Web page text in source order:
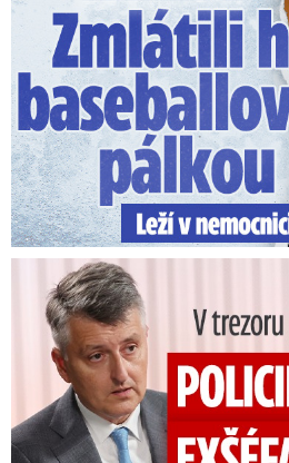
V trezoru měl 80 milionů: Policie